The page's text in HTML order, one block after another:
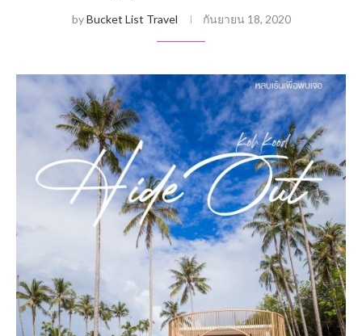
byBucket List Travel กันยายน 18, 2020